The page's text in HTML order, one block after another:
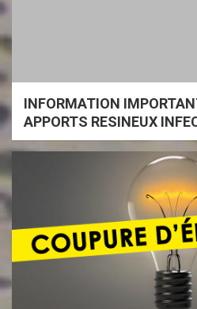
INFORMATION
APPORTS RESINEUX